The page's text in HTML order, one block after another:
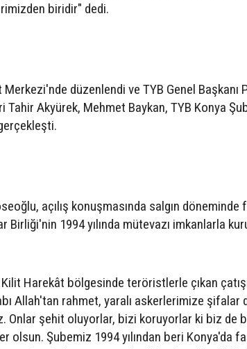
biridir" dedi.
düzenlendi ve TYB Genel Başkanı
Tahir Akyürek, Mehmet Baykan, TYB Konya
açılış konuşmasında salgın
1994 yılında mütevazı imkanlarla
Harekât bölgesinde teröristlerle çıkan
Allah'tan rahmet, yaralı askerlerimize şifalar
Onlar şehit oluyorlar, bizi koruyorlar ki biz de
olsun. Şubemiz 1994 yılından beri Konya'da